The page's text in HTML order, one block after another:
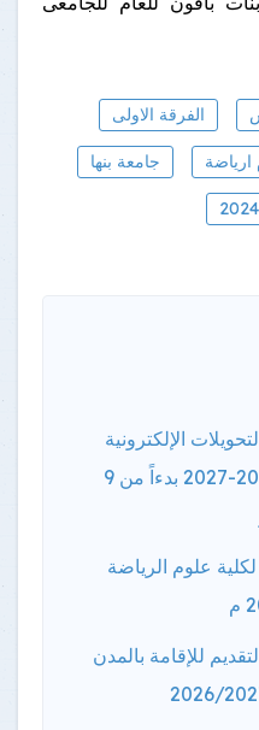
الفرقة الاولى
ارياضة جامعة بنها
الإلكترونية
لكلياتها للعام الجامعي 2026-2027 بدءاً من 9
لكلية علوم الرياضة
للإقامة بالمدن